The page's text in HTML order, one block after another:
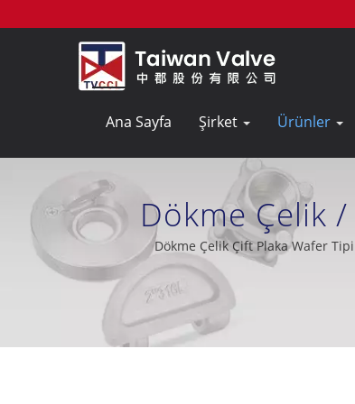
Ana Sayfa Şirket Ürünler
Dökme Çelik /
Dökme Çelik Çift Plaka Wafer